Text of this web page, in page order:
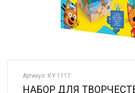
Артикул: КУ 1117
НАБОР ДЛЯ